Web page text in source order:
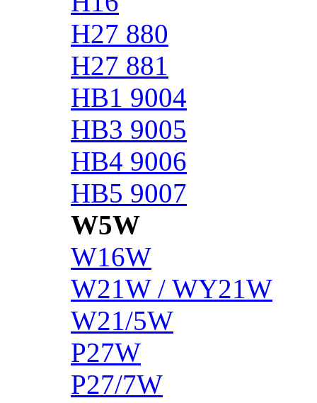
H27 880
H27 881
HB1 9004
HB3 9005
HB4 9006
HB5 9007
W5W
W16W
W21W / WY21W
W21/5W
P27W
P27/7W